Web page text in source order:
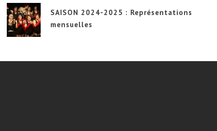
SAISON 2024-2025 : Représentations
mensuelles